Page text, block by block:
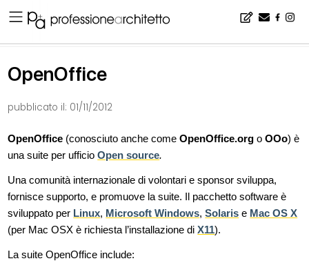
OpenOffice
pubblicato il: 01/11/2012
OpenOffice (conosciuto anche comeOpenOffice.org oOOo) è
una suite per ufficioOpen source.
Una comunità internazionale di volontari e sponsor sviluppa,
fornisce supporto, e promuove la suite. Il pacchetto software è
sviluppato per Linux, Microsoft Windows,Solaris e Mac OS X
(per Mac OSX è richiesta l’installazione diX11).
La suite OpenOffice include: